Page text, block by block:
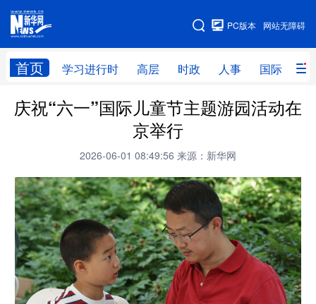
网站无障碍
PC版本
首页 学习进行时 高层 时政 人事 国际 财
网站地图
学习进行时 高层 时政 人事
全球连线
科技 科创 体育
文化 书画 健康 军事
访谈 视频 图片 政务
法律 中央文件 金融 汽车
庆祝“六一”国际儿童节主题游园活动在
京举行
2026-06-01 08:49:56 来源：新华网